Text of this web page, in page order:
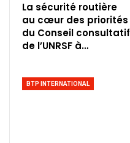
La sécurité routière
au cœur des priorités
du Conseil consultatif
de l’UNRSF à…
BTP INTERNATIONAL